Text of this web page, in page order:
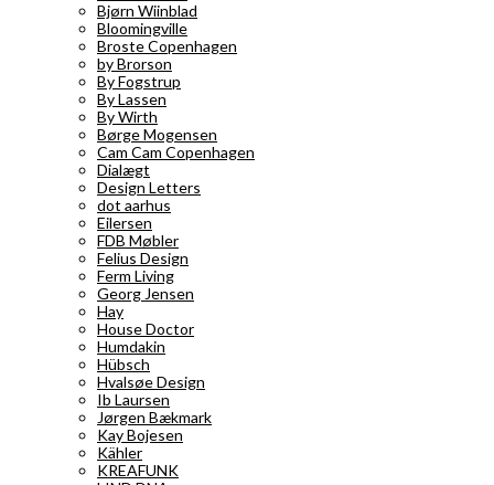
Bjørn Wiinblad
Bloomingville
Broste Copenhagen
by Brorson
By Fogstrup
By Lassen
By Wirth
Børge Mogensen
Cam Cam Copenhagen
Dialægt
Design Letters
dot aarhus
Eilersen
FDB Møbler
Felius Design
Ferm Living
Georg Jensen
Hay
House Doctor
Humdakin
Hübsch
Hvalsøe Design
Ib Laursen
Jørgen Bækmark
Kay Bojesen
Kähler
KREAFUNK